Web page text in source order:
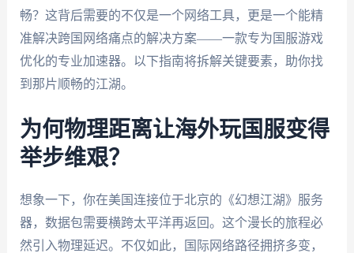
畅？这背后需要的不仅是一个网络工具，更是一个能精
准解决跨国网络痛点的解决方案——一款专为国服游戏
优化的专业加速器。以下指南将拆解关键要素，助你找
到那片顺畅的江湖。
为何物理距离让海外玩国服变得
举步维艰？
想象一下，你在美国连接位于北京的《幻想江湖》服务
器，数据包需要横跨太平洋再返回。这个漫长的旅程必
然引入物理延迟。不仅如此，国际网络路径拥挤多变，